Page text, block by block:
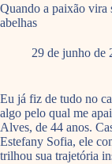
Quando a paixão vira
abelhas
29 de junho de
Eu já fiz de tudo no
algo pelo qual me
Alves, de 44 anos.
Estefany Sofia, ele
trilhou sua trajetória